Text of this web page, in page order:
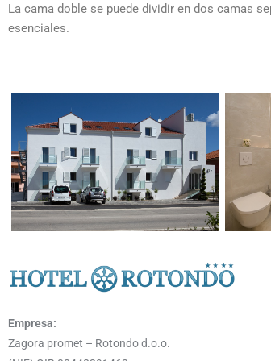
La cama doble se puede dividir en dos camas
esenciales.
Empresa:
Zagora promet – Rotondo d.o.o.